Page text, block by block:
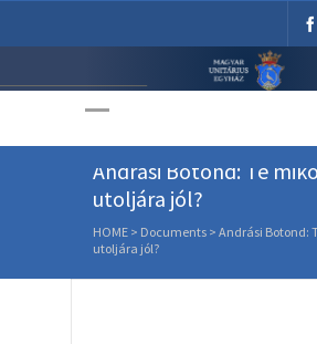
Unitárius
Andrási Botond: Te
utoljára jól?
HOME > Documents > Andrási Botond:
utoljára jól?